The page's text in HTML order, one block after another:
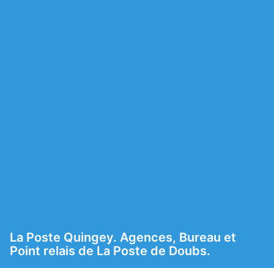
La Poste Quingey. Agences, Bureau et
Point relais de La Poste de Doubs.